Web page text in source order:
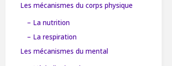
Les mécanismes du corps physique
– La nutrition
– La respiration
Les mécanismes du mental